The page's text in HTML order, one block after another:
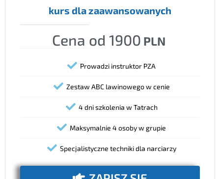
kurs dla zaawansowanych
Cena od 1900 PLN
Prowadzi instruktor PZA
Zestaw ABC lawinowego w cenie
4 dni szkolenia w Tatrach
Maksymalnie 4 osoby w grupie
Specjalistyczne techniki dla narciarzy